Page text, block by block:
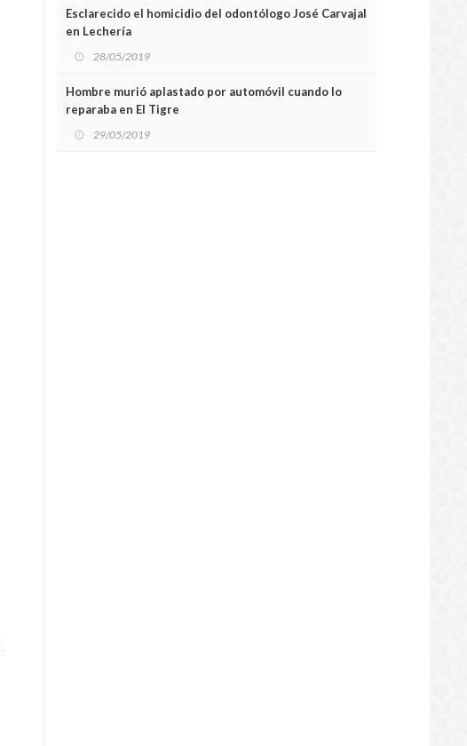
Esclarecido el homicidio del odontólogo José Carvajal
en Lechería
28/05/2019
Hombre murió aplastado por automóvil cuando lo
reparaba en El Tigre
29/05/2019